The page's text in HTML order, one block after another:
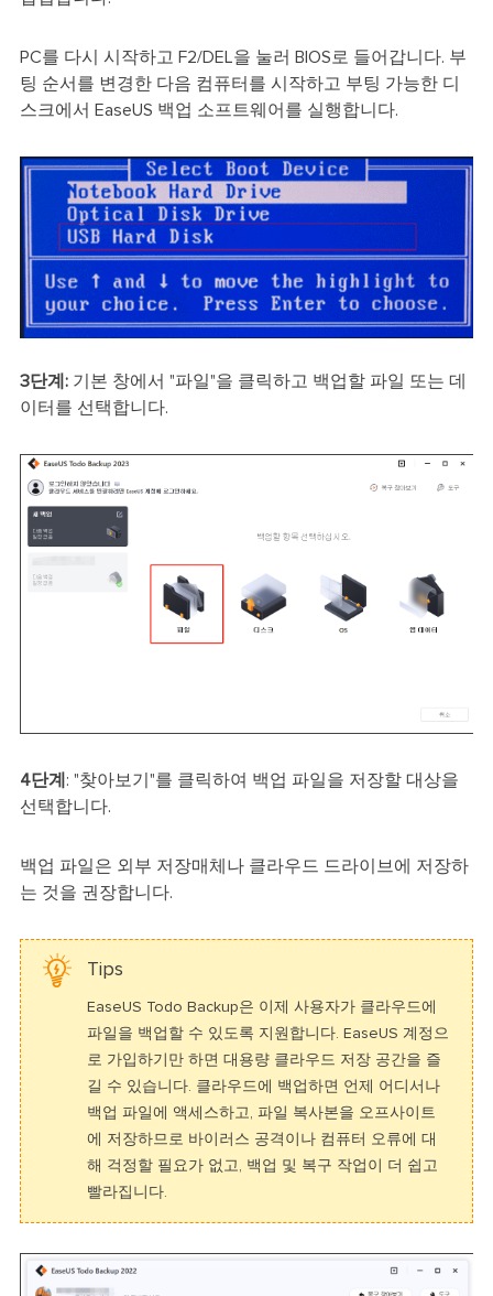
PC를 다시 시작하고 F2/DEL을 눌러 BIOS로 들어갑니다. 부
팅 순서를 변경한 다음 컴퓨터를 시작하고 부팅 가능한 디
스크에서 EaseUS 백업 소프트웨어를 실행합니다.
3단계: 기본 창에서 "파일"을 클릭하고 백업할 파일 또는 데
이터를 선택합니다.
4단계 : "찾아보기"를 클릭하여 백업 파일을 저장할 대상을
선택합니다.
백업 파일은 외부 저장매체나 클라우드 드라이브에 저장하
는 것을 권장합니다.
Tips
EaseUS Todo Backup은 이제 사용자가 클라우드에
파일을 백업할 수 있도록 지원합니다. EaseUS 계정으
로 가입하기만 하면 대용량 클라우드 저장 공간을 즐
길 수 있습니다. 클라우드에 백업하면 언제 어디서나
백업 파일에 액세스하고, 파일 복사본을 오프사이트
에 저장하므로 바이러스 공격이나 컴퓨터 오류에 대
해 걱정할 필요가 없고, 백업 및 복구 작업이 더 쉽고
빨라집니다.